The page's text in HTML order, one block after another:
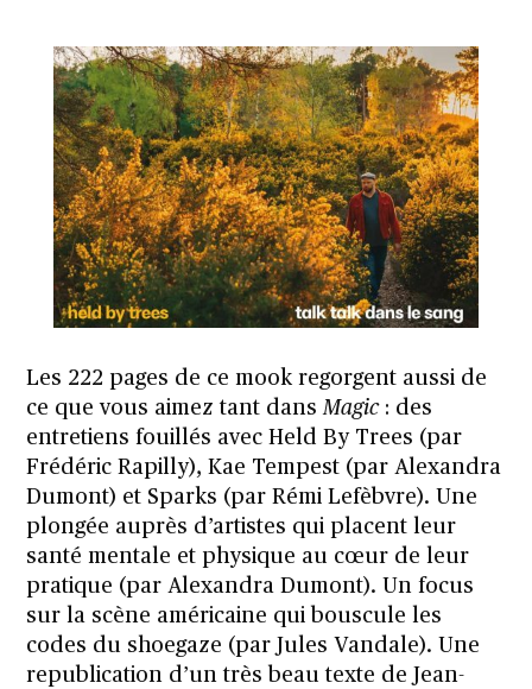
Les 222 pages de ce mook regorgent aussi de
ce que vous aimez tant dansMagic: des
entretiens fouillés avec Held By Trees (par
Frédéric Rapilly), Kae Tempest (par Alexandra
Dumont) et Sparks (par Rémi Lefèbvre). Une
plongée auprès d’artistes qui placent leur
santé mentale et physique au cœur de leur
pratique (par Alexandra Dumont). Un focus
sur la scène américaine qui bouscule les
codes du shoegaze (par Jules Vandale). Une
republication d’un très beau texte de Jean-